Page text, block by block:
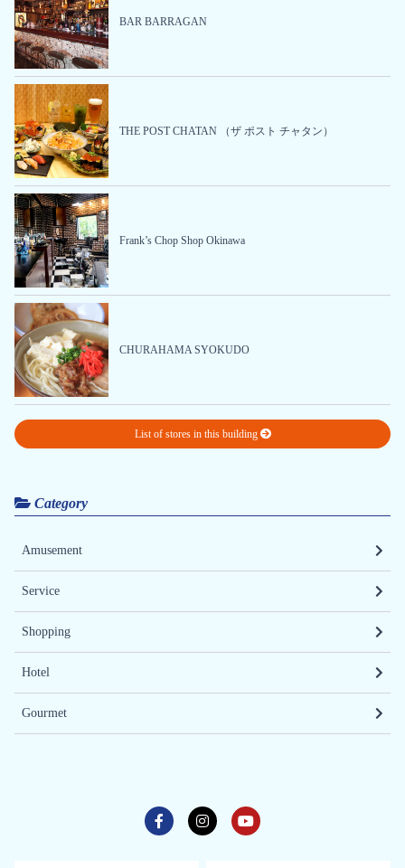
BAR BARRAGAN
THE POST CHATAN （ザ ポスト チャタン）
Frank’s Chop Shop Okinawa
CHURAHAMA SYOKUDO
List of stores in this building
Category
Amusement
Service
Shopping
Hotel
Gourmet